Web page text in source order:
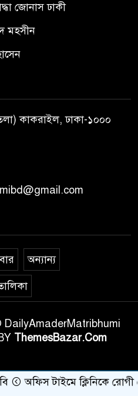
জোনাস ঢাকী
মহসীন
কাকরাইল, ঢাকা-১০০০
অন্যান্য
ThemesBazar.Com
টাইমে ক্লিনিকে রোগী